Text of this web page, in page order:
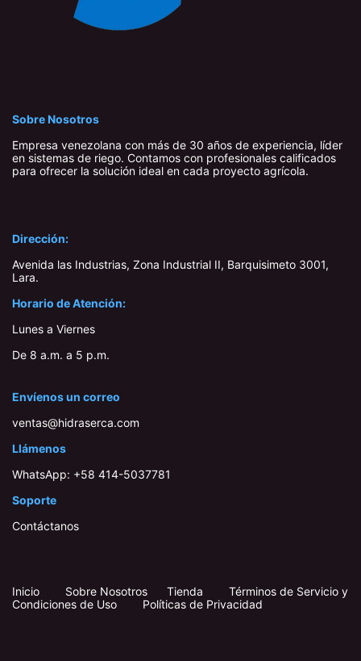
Sobre Nosotros
Empresa venezolana con más de 30 años de experiencia, líder
en sistemas de riego. Contamos con profesionales calificados
para ofrecer la solución ideal en cada proyecto agrícola.
Dirección:
Avenida las Industrias, Zona Industrial II, Barquisimeto 3001,
Lara​.
Horario de Atención:
Lunes a Viernes
De 8 a.m. a 5 p.m.
Envíenos un correo
ventas@hidraserca.com
Llámenos
WhatsApp: +58 414-503778​1
Soporte
Contáctanos
Inicio Sobre Nosotros Tienda
Términos de Servicio y
Condiciones de Uso
Políticas de Privacidad